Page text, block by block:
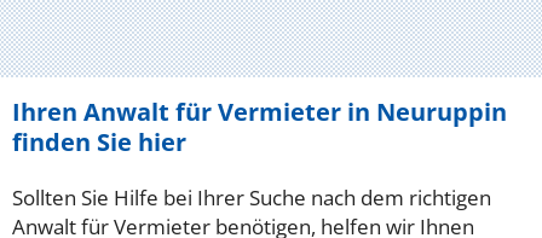
Ihren Anwalt für Vermieter in Neuruppin
finden Sie hier
Sollten Sie Hilfe bei Ihrer Suche nach dem richtigen
Anwalt für Vermieter benötigen, helfen wir Ihnen